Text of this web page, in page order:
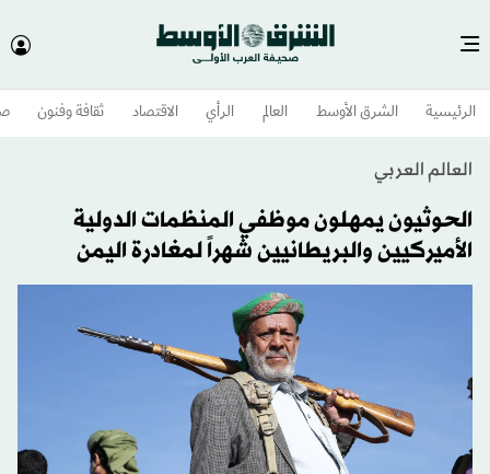
الرئيسية الشرق الأوسط​ العالم الرأي الاقتصاد ثقافة وفنون
العالم العربي
الحوثيون يمهلون موظفي المنظمات الدولية
الأميركيين والبريطانيين شهراً لمغادرة اليمن